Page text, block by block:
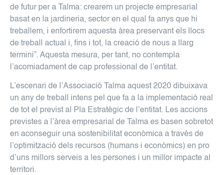
de futur per a Talma: crearem un projecte empresarial
basat en la jardineria, sector en el qual fa anys que hi
treballem, i enfortirem aquesta àrea preservant els llocs
de treball actual i, fins i tot, la creació de nous a llarg
termini”. Aquesta mesura, per tant, no contempla
l’acomiadament de cap professional de l’entitat.
L’escenari de l’Associació Talma aquest 2020 dibuixava
un any de treball intens pel que fa a la implementació real
de tot el previst al Pla Estratègic de l’entitat. Les accions
previstes a l’àrea empresarial de Talma es basen sobretot
en aconseguir una sostenibilitat econòmica a través de
l’optimització dels recursos (humans i econòmics) en pro
d’uns millors serveis a les persones i un millor impacte al
territori.